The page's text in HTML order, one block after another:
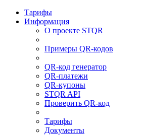
Тарифы
Информация
О проекте STQR
Примеры QR-кодов
QR-код генератор
QR-платежи
QR-купоны
STQR API
Проверить QR-код
Тарифы
Документы